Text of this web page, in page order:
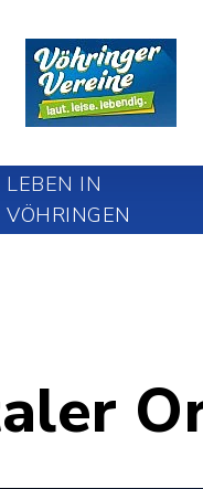
LEBEN IN
VÖHRINGEN